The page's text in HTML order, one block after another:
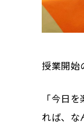
授業開始
「今日
れば、な